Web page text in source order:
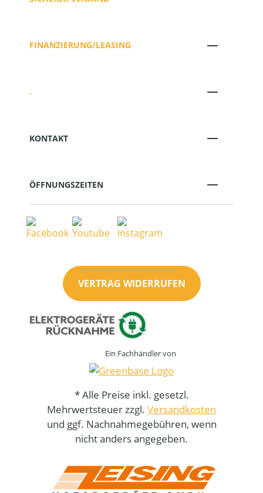
FINANZIERUNG/LEASING
.
KONTAKT
ÖFFNUNGSZEITEN
VERTRAG WIDERRUFEN
Ein Fachhändler von
* Alle Preise inkl. gesetzl.
Mehrwertsteuer zzgl. Versandkosten
und ggf. Nachnahmegebühren, wenn
nicht anders angegeben.